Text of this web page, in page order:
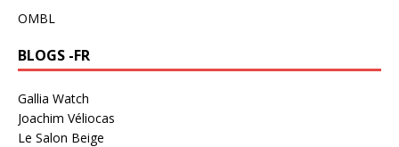
OMBL
BLOGS -FR
Gallia Watch
Joachim Véliocas
Le Salon Beige